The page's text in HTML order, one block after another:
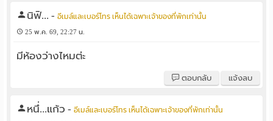
นิฟิ... -อีเมล์และเบอร์โทร เห็นได้เฉพาะเจ้าของที่พักเท่านั้น
25 พ.ค. 69, 22:27 น.
มีห้องว่างไหมต่ะ
ตอบกลับ แจ้งลบ
หนึ่...แก้ว -อีเมล์และเบอร์โทร เห็นได้เฉพาะเจ้าของที่พักเท่านั้น